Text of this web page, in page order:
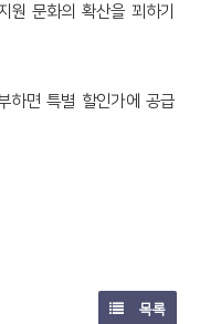
문화의 확산을 꾀하기
하면 특별 할인가에 공급
목록